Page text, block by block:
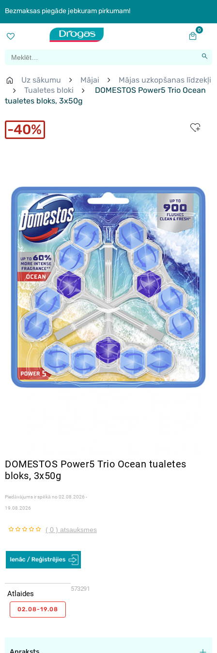
Bezmaksas piegāde jebkuram pirkumam!
0
Uz sākumu Mājai
Mājas uzkopšanas līdzekļi
Tualetes bloki
DOMESTOS Power5 Trio Ocean
tualetes bloks, 3x50g
40%
DOMESTOS Power5 Trio Ocean tualetes
bloks, 3x50g
Piedāvājums ir spēkā no 02.08.2026 -
19.08.2026
( 0 ) atsauksmes
573291
Atlaides
02.08-19.08